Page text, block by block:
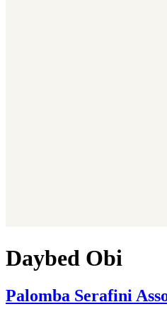
Daybed Obi
Palomba Serafini